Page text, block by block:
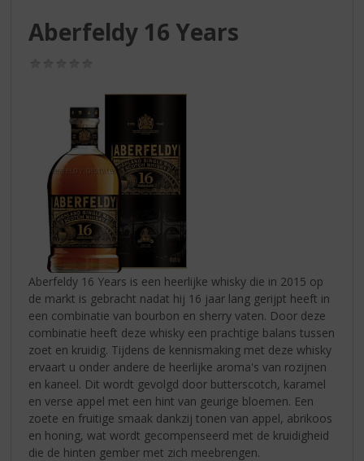
Aberfeldy 16 Years
Aberfeldy 16 Years is een heerlijke whisky die in 2015 op
de markt is gebracht nadat hij 16 jaar lang gerijpt heeft in
een combinatie van bourbon en sherry vaten. Door deze
combinatie heeft deze whisky een prachtige balans tussen
zoet en kruidig. Tijdens de kennismaking met deze whisky
ervaart u onder andere de heerlijke aroma's van rozijnen
en kaneel. Dit wordt gevolgd door butterscotch, karamel
en verse appel met een hint van geurige bloemen. Een
zoete en fruitige smaak dankzij tonen van appel, abrikoos
en honing, wat wordt gecompenseerd met de kruidigheid
die de hinten gember met zich meebrengen.